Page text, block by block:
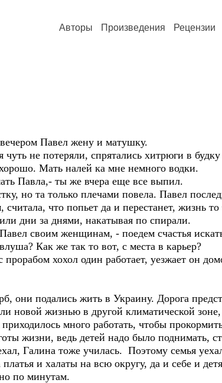
Авторы Произведения Рецензии
Павел жену и матушку.
чуть не потеряли, спрятались хитрюги в
Мать налей ка мне немного водки.
Павла,- ты же вчера еще все выпил.
но та только плечами повела. Павел
что попьет да и перестанет, жизнь то
дни за днями, накатывая по спирали.
своим женщинам, - поедем счастья
Как же так то вот, с места в карьер?
хохол один работает, уезжает он
они подались жить в Украину. Дорога
новой жизнью в другой климатической
много работать, чтобы
жизни, ведь детей надо было
Галина тоже училась. Поэтому семья
и халаты на всю округу, да и себе и
по минутам.